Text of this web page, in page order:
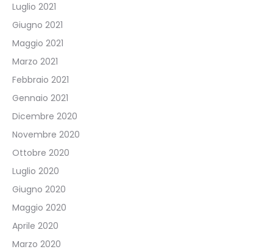
Luglio 2021
Giugno 2021
Maggio 2021
Marzo 2021
Febbraio 2021
Gennaio 2021
Dicembre 2020
Novembre 2020
Ottobre 2020
Luglio 2020
Giugno 2020
Maggio 2020
Aprile 2020
Marzo 2020